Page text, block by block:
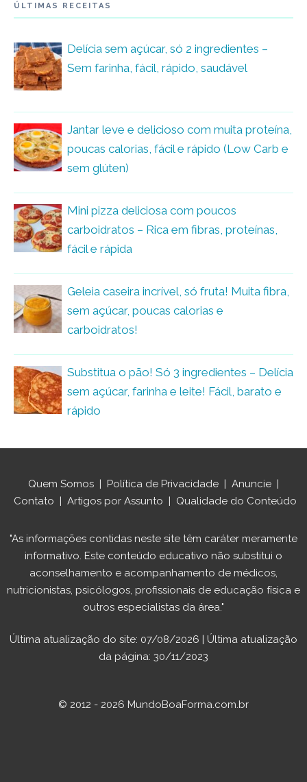
ÚLTIMAS RECEITAS
Delícia sem açúcar, só 2 ingredientes –
Sem farinha, fácil, rápido, saudável
Jantar leve e delicioso com muita proteína,
poucas calorias, fácil e rápido (Low Carb e
sem glúten)
Mini pizza deliciosa com poucos
carboidratos – Rica em fibras, proteínas,
fácil e rápida
Geleia caseira incrível, só fruta! Muita fibra,
sem açúcar, poucas calorias e
carboidratos!
Substitua o pão! Só 3 ingredientes – Delícia
sem açúcar, farinha e leite! Fácil, barato e
rápido
Quem Somos | Política de Privacidade | Anuncie |
Contato | Artigos por Assunto | Qualidade do Conteúdo
"As informações contidas neste site têm caráter meramente
informativo. Este conteúdo educativo não substitui o
aconselhamento e acompanhamento de médicos,
nutricionistas, psicólogos, profissionais de educação física e
outros especialistas da área."
Última atualização do site: 07/08/2026 | Última atualização
da página: 30/11/2023
© 2012 - 2026 MundoBoaForma.com.br